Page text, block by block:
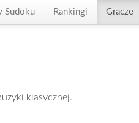
Sudoku Rankingi Gracze
klasycznej.